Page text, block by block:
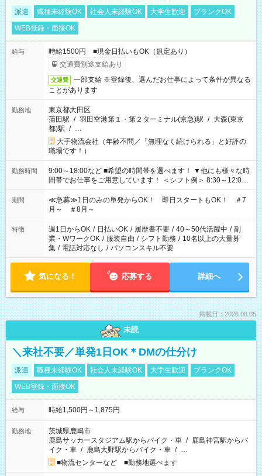
派遣 職種未経験OK 社会人未経験OK 大学生歓迎
ブランクOK
WEB登録・面接OK
給与
時給1500円 ■現金日払いもOK（規定あり）
交通費別途支給あり
交通費
一部支給 ※登録後、選んだお仕事によって条件が異なる
ことがあります
勤務地
東京都大田区
蒲田駅 / 羽田空港第１・第２ターミナル(京急)駅 / 大森(東京
都)駅 / …
大手物流会社（年齢不問／「無理なく続けられる」と好評の
職場です！）
勤務時間
9:00～18:00など ■希望の時間帯を選べます！ ▼他にも様々な時
間帯でお仕事をご用意しています！ ＜シフト例＞ 8:30～12:00
17:00～22:00 13:00～22:00 22:00～翌6:00 など
期間
≪急募≫1日のみの単発からOK！ 即日スタートもOK！ ＃7
月～ ＃8月～
特徴 週1日からOK / 日払いOK / 履歴書不要 / 40～50代活躍中 / 副
業・WワークOK / 服装自由 / シフト勤務 / 10名以上の大量募
集 / 電話対応なし / パソコンスキル不要
気になる！ 応募する 詳細へ
掲載日：2026.08.05
未読
＼来社不要／単発1日OK＊DMの仕分け
派遣 職種未経験OK 社会人未経験OK 大学生歓迎
ブランクOK
WEB登録・面接OK
給与 時給1,500円～1,875円
勤務地
茨城県鹿嶋市
鹿島サッカースタジアム駅からバイク・車 / 鹿島神宮駅からバ
イク・車 / 鹿島大野駅からバイク・車 / …
■物流センターなど ■勤務地選べます